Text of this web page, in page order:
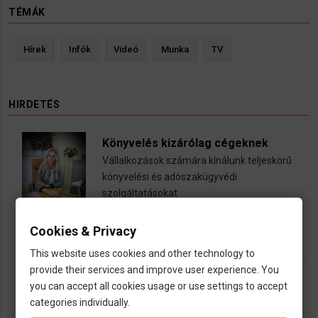
TÉMÁK
Hírek Infók Videó Munka TV
HIRDETÉS
Könyvelés kizárólag cégeknek
Vállalkozások számára kínálunk teljeskörű
könyvelési és adószakügyvédi
szolgáltatásokat
Cookies & Privacy
This website uses cookies and other technology to
provide their services and improve user experience. You
you can accept all cookies usage or use settings to accept
categories individually.